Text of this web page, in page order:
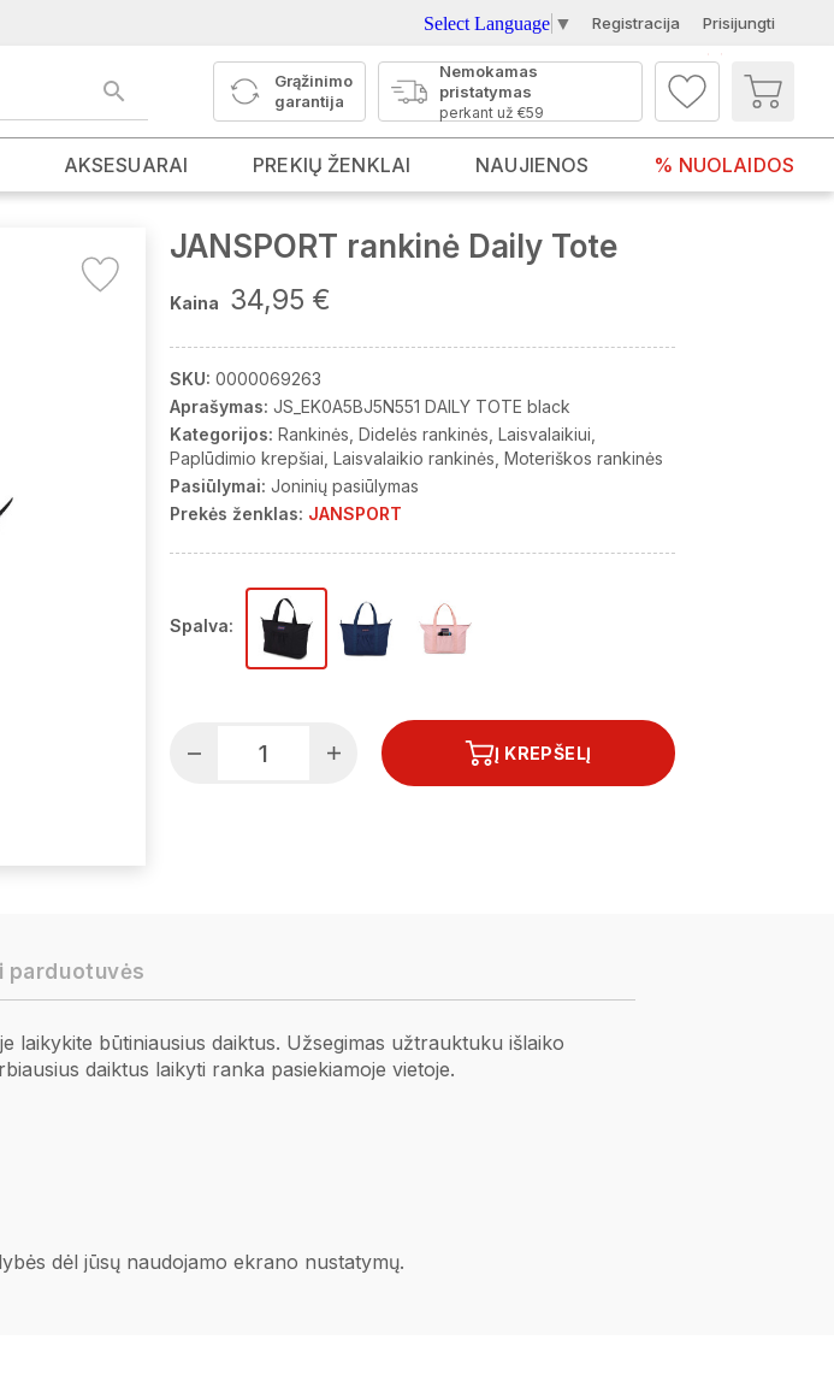
Select Language ▼ Registracija Prisijungti
Grąžinimo
garantija
Nemokamas
pristatymas
perkant už €59
AKSESUARAI PREKIŲ ŽENKLAI NAUJIENOS % NUOLAIDOS
JANSPORT rankinė Daily Tote
Kaina 34,95 €
SKU: 0000069263
Aprašymas: JS_EK0A5BJ5N551 DAILY TOTE black
Kategorijos: Rankinės Didelės rankinės Laisvalaikiui
Paplūdimio krepšiai Laisvalaikio rankinės Moteriškos rankinės
Pasiūlymai: Joninių pasiūlymas
Prekės ženklas: JANSPORT
Spalva:
Į KREPŠELĮ
parduotuvės
laikykite būtiniausius daiktus. Užsegimas užtrauktuku išlaiko
daiktus laikyti ranka pasiekiamoje vietoje.
dėl jūsų naudojamo ekrano nustatymų.